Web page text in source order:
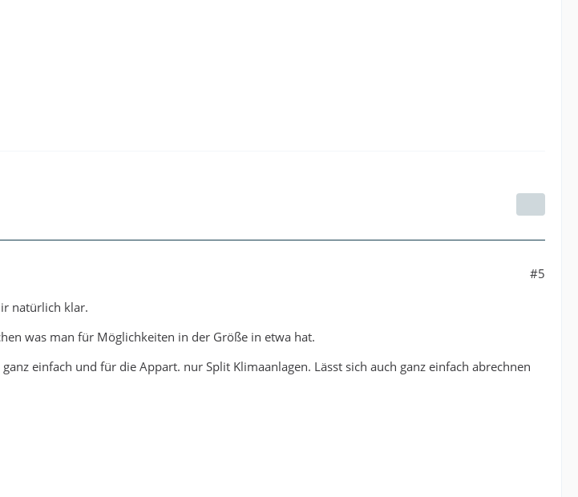
#5
natürlich klar.
was man für Möglichkeiten in der Größe in etwa hat.
einfach und für die Appart. nur Split Klimaanlagen. Lässt sich auch ganz einfach abrechnen